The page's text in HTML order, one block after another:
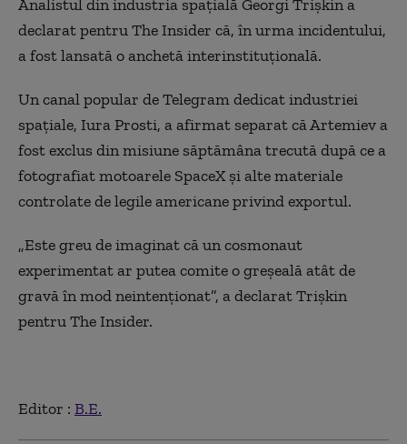
Analistul din industria spațială Georgi Trișkin a
declarat pentru The Insider că, în urma incidentului,
a fost lansată o anchetă interinstituțională.
Un canal popular de Telegram dedicat industriei
spațiale, Iura Prosti, a afirmat separat că Artemiev a
fost exclus din misiune săptămâna trecută după ce a
fotografiat motoarele SpaceX și alte materiale
controlate de legile americane privind exportul.
„Este greu de imaginat că un cosmonaut
experimentat ar putea comite o greșeală atât de
gravă în mod neintenționat”, a declarat Trișkin
pentru The Insider.
Editor : B.E.